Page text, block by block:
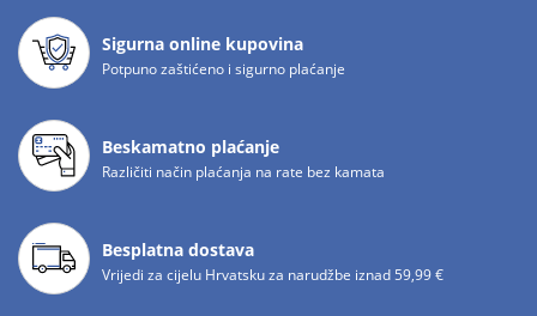
Sigurna online kupovina
Potpuno zaštićeno i sigurno plaćanje
Beskamatno plaćanje
Različiti način plaćanja na rate bez kamata
Besplatna dostava
Vrijedi za cijelu Hrvatsku za narudžbe iznad 59,99 €